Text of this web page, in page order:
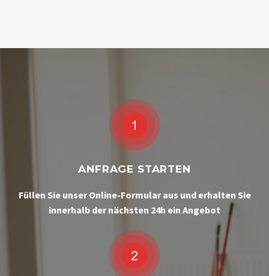
ANFRAGE STARTEN
Füllen Sie unser Online-Formular aus und erhalten Sie
innerhalb der nächsten 24h ein Angebot